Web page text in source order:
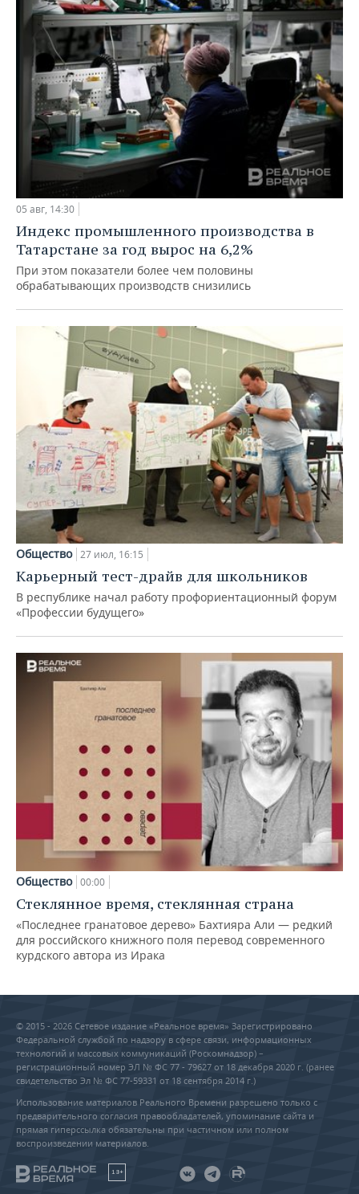
05 авг, 14:30
Индекс промышленного производства в
Татарстане за год вырос на 6,2%
При этом показатели более чем половины
обрабатывающих производств снизились
Общество 27 июл, 16:15
Карьерный тест-драйв для школьников
В республике начал работу профориентационный форум
«Профессии будущего»
Общество 00:00
Стеклянное время, стеклянная страна
«Последнее гранатовое дерево» Бахтияра Али — редкий
для российского книжного поля перевод современного
курдского автора из Ирака
© 2015 - 2026 Сетевое издание «Реальное время» Зарегистрировано
Федеральной службой по надзору в сфере связи, информационных
технологий и массовых коммуникаций (Роскомнадзор) –
регистрационный номер ЭЛ № ФС 77 - 79627 от 18 декабря 2020 г. (ранее
свидетельство Эл № ФС 77-59331 от 18 сентября 2014 г.)
Использование материалов Реального Времени разрешено только с
предварительного согласия правообладателей, упоминание сайта и
прямая гиперссылка обязательны при частичном или полном
воспроизведении материалов.
18+